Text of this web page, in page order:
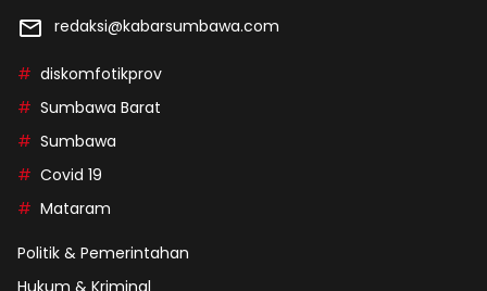
redaksi@kabarsumbawa.com
diskomfotikprov
Sumbawa Barat
Sumbawa
Covid 19
Mataram
Politik & Pemerintahan
Hukum & Kriminal